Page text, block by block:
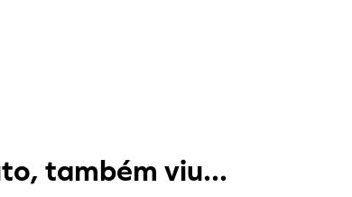
também viu...